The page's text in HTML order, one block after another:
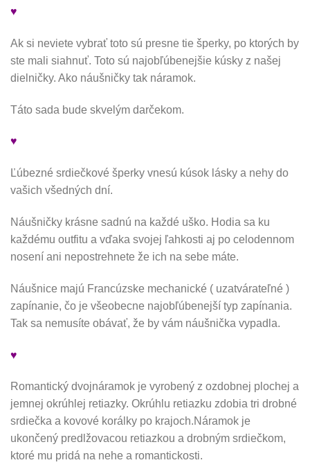
♥
Ak si neviete vybrať toto sú presne tie šperky, po ktorých by
ste mali siahnuť. Toto sú najobľúbenejšie kúsky z našej
dielničky. Ako náušničky tak náramok.
Táto sada bude skvelým darčekom.
♥
Ľúbezné srdiečkové šperky vnesú kúsok lásky a nehy do
vašich všedných dní.
Náušničky krásne sadnú na každé uško. Hodia sa ku
každému outfitu a vďaka svojej ľahkosti aj po celodennom
nosení ani nepostrehnete že ich na sebe máte.
Náušnice majú Francúzske mechanické ( uzatvárateľné )
zapínanie, čo je všeobecne najobľúbenejší typ zapínania.
Tak sa nemusíte obávať, že by vám náušnička vypadla.
♥
Romantický dvojnáramok je vyrobený z ozdobnej plochej a
jemnej okrúhlej retiazky. Okrúhlu retiazku zdobia tri drobné
srdiečka a kovové korálky po krajoch.Náramok je
ukončený predlžovacou retiazkou a drobným srdiečkom,
ktoré mu pridá na nehe a romantickosti.